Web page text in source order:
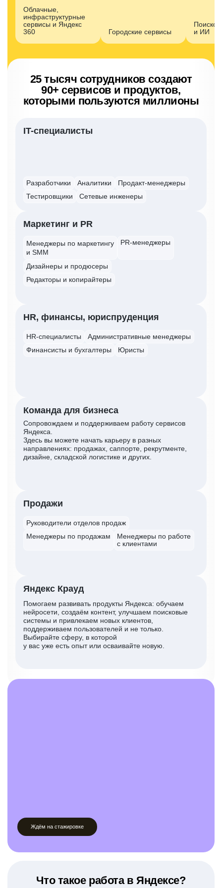
Облачные,
инфраструктурные
сервисы и Яндекс
360
Городские сервисы
и ИИ
25 тысяч сотрудников создают
90+ сервисов и продуктов,
которыми пользуются миллионы
IT-специалисты
Разработчики Аналитики
Продакт-менеджеры
Тестировщики
Сетевые инженеры
Маркетинг и PR
Менеджеры по маркетингу
и SMM
PR-менеджеры
Дизайнеры и продюсеры
Редакторы и копирайтеры
HR, финансы, юриспруденция
HR-специалисты
Административные менеджеры
Финансисты и бухгалтеры
Юристы
Команда для бизнеса
Сопровождаем и поддерживаем работу сервисов
Яндекса.
Здесь вы можете начать карьеру в разных
направлениях: продажах, саппорте, рекрутменте,
дизайне, складской логистике и других.
Продажи
Руководители отделов продаж
Менеджеры по продажам
Менеджеры по работе
с клиентами
Яндекс Крауд
Помогаем развивать продукты Яндекса: обучаем
нейросети, создаём контент, улучшаем поисковые
системы и привлекаем новых клиентов,
поддерживаем пользователей и не только.
Выбирайте сферу, в которой
у вас уже есть опыт или осваивайте новую.
Ждём на стажировке
Что такое работа в Яндексе?